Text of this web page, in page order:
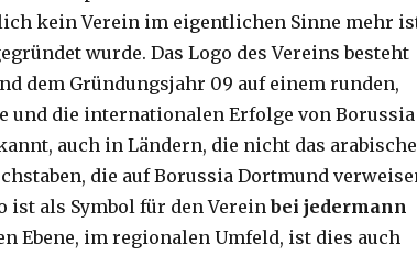
kein Verein im eigentlichen Sinne mehr
wurde. Das Logo des Vereins besteht
dem Gründungsjahr 09 auf einem runden,
und die internationalen Erfolge von Borussia
auch in Ländern, die nicht das arabische
die auf Borussia Dortmund
ist als Symbol für den Vereinbei jedermann
Ebene, im regionalen Umfeld, ist dies auch